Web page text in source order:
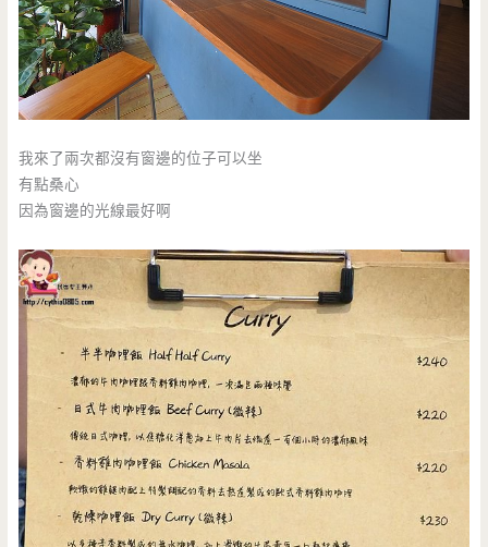
我來了兩次都沒有窗邊的位子可以坐
有點桑心
因為窗邊的光線最好啊